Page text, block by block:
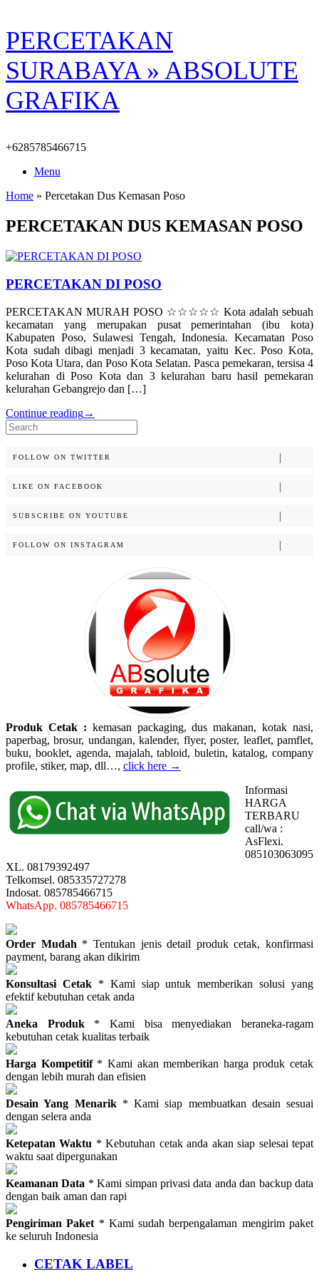
Skip
to
content
PERCETAKAN
SURABAYA » ABSOLUTE
GRAFIKA
+6285785466715
Menu
Home » Percetakan Dus Kemasan Poso
PERCETAKAN DUS KEMASAN POSO
PERCETAKAN DI POSO
PERCETAKAN MURAH POSO ☆☆☆☆☆ Kota adalah sebuah
kecamatan yang merupakan pusat pemerintahan (ibu kota)
Kabupaten Poso, Sulawesi Tengah, Indonesia. Kecamatan Poso
Kota sudah dibagi menjadi 3 kecamatan, yaitu Kec. Poso Kota,
Poso Kota Utara, dan Poso Kota Selatan. Pasca pemekaran, tersisa 4
kelurahan di Poso Kota dan 3 kelurahan baru hasil pemekaran
kelurahan Gebangrejo dan […]
Continue reading→
Search
for:
FOLLOW ON TWITTER
LIKE ON FACEBOOK
SUBSCRIBE ON YOUTUBE
FOLLOW ON INSTAGRAM
Produk Cetak : kemasan packaging, dus makanan, kotak nasi,
paperbag, brosur, undangan, kalender, flyer, poster, leaflet, pamflet,
buku, booklet, agenda, majalah, tabloid, buletin, katalog, company
profile, stiker, map, dll…, click here →
Informasi
HARGA
TERBARU
call/wa :
AsFlexi.
085103063095
XL. 08179392497
Telkomsel. 085335727278
Indosat. 085785466715
WhatsApp. 085785466715
Order Mudah * Tentukan jenis detail produk cetak, konfirmasi
payment, barang akan dikirim
Konsultasi Cetak* Kami siap untuk memberikan solusi yang
efektif kebutuhan cetak anda
Aneka Produk * Kami bisa menyediakan beraneka-ragam
kebutuhan cetak kualitas terbaik
Harga Kompetitif* Kami akan memberikan harga produk cetak
dengan lebih murah dan efisien
Desain Yang Menarik* Kami siap membuatkan desain sesuai
dengan selera anda
Ketepatan Waktu * Kebutuhan cetak anda akan siap selesai tepat
waktu saat dipergunakan
Keamanan Data * Kami simpan privasi data anda dan backup data
dengan baik aman dan rapi
Pengiriman Paket * Kami sudah berpengalaman mengirim paket
ke seluruh Indonesia
CETAK LABEL